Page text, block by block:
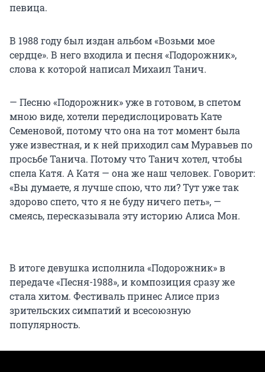
певица.
В 1988 году был издан альбом «Возьми мое
сердце». В него входила и песня «Подорожник»,
слова к которой написал Михаил Танич.
— Песню «Подорожник» уже в готовом, в спетом
мною виде, хотели передислоцировать Кате
Семеновой, потому что она на тот момент была
уже известная, и к ней приходил сам Муравьев по
просьбе Танича. Потому что Танич хотел, чтобы
спела Катя. А Катя — она же наш человек. Говорит:
«Вы думаете, я лучше спою, что ли? Тут уже так
здорово спето, что я не буду ничего петь», —
смеясь, пересказывала эту историю Алиса Мон.
В итоге девушка исполнила «Подорожник» в
передаче «Песня-1988», и композиция сразу же
стала хитом. Фестиваль принес Алисе приз
зрительских симпатий и всесоюзную
популярность.